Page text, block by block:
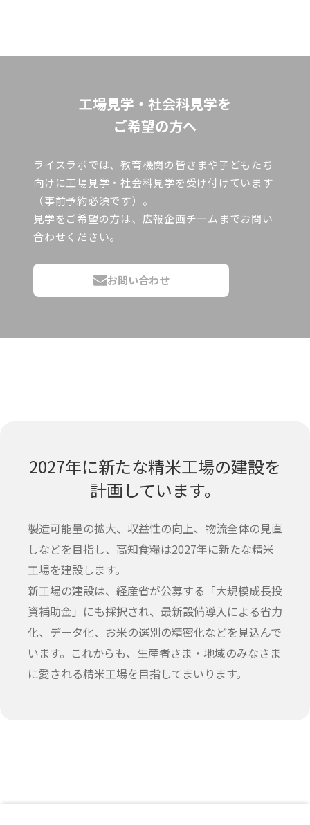
工場見学・社会科見学を
ご希望の方へ
ライスラボでは、教育機関の皆さまや子どもたち
向けに工場見学・社会科見学を受け付けています
（事前予約必須です）。
見学をご希望の方は、広報企画チームまでお問い
合わせください。
お問い合わせ
2027年に新たな精米工場の建設を
計画しています。
製造可能量の拡大、収益性の向上、物流全体の見直
しなどを目指し、高知食糧は2027年に新たな精米
工場を建設します。
新工場の建設は、経産省が公募する「大規模成長投
資補助金」にも採択され、最新設備導入による省力
化、データ化、お米の選別の精密化などを見込んで
います。これからも、生産者さま・地域のみなさま
に愛される精米工場を目指してまいります。